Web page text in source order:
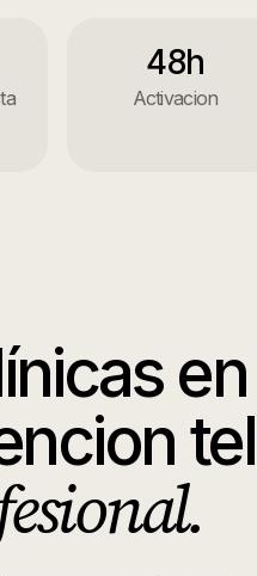
48h
Activacion
en